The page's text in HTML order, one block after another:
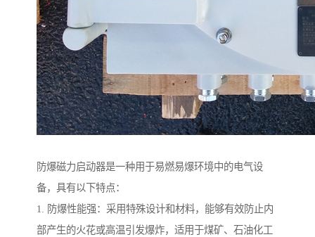
防爆磁力启动器是一种用于易燃易爆环境中的电气设
备，具有以下特点：
1. 防爆性能强：采用特殊设计和材料，能够有效防止内
部产生的火花或高温引发爆炸，适用于煤矿、石油化工